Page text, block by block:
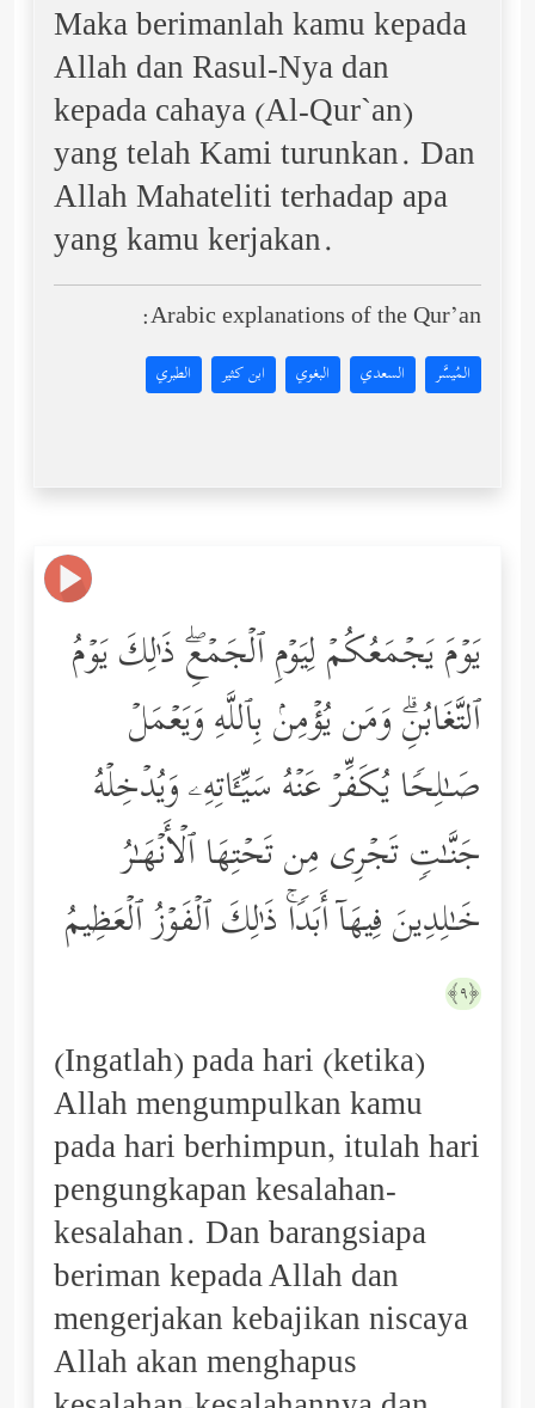
Maka berimanlah kamu kepada
Allah dan Rasul-Nya dan
kepada cahaya (Al-Qur`an)
yang telah Kami turunkan. Dan
Allah Mahateliti terhadap apa
yang kamu kerjakan.
Arabic explanations of the Qur’an:
المُيسَّر السعدي البغوي ابن كثير الطبري
یَوۡمَ یَجۡمَعُكُمۡ لِیَوۡمِ ٱلۡجَمۡعِۖ ذَ ٰ⁠لِكَ یَوۡمُ
ٱلتَّغَابُنِۗ وَمَن یُؤۡمِنۢ بِٱللَّهِ وَیَعۡمَلۡ
صَـٰلِحࣰا یُكَفِّرۡ عَنۡهُ سَیِّـَٔاتِهِۦ وَیُدۡخِلۡهُ
جَنَّـٰتࣲ تَجۡرِی مِن تَحۡتِهَا ٱلۡأَنۡهَـٰرُ
خَـٰلِدِینَ فِیهَاۤ أَبَدࣰاۚ ذَ ٰ⁠لِكَ ٱلۡفَوۡزُ ٱلۡعَظِیمُ
﴿٩﴾
(Ingatlah) pada hari (ketika)
Allah mengumpulkan kamu
pada hari berhimpun, itulah hari
pengungkapan kesalahan-
kesalahan. Dan barangsiapa
beriman kepada Allah dan
mengerjakan kebajikan niscaya
Allah akan menghapus